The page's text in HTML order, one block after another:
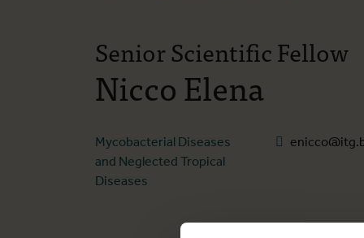
Nicco Elena
Senior Scientific Fellow
Mycobacterial Diseases
and Neglected Tropical
Diseases